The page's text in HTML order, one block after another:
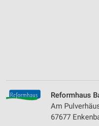
Reformhaus
Am
67677